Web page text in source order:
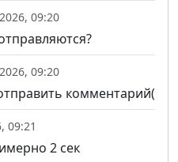
09:20
09:20
комментарий(
09:21
2 сек